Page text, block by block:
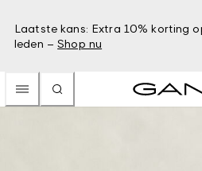
Laatste kans: Extra 10% korting
leden – Shop nu